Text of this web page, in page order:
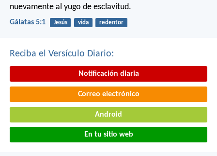
nuevamente al yugo de esclavitud.
Gálatas 5:1 Jesús vida redentor
Reciba el Versículo Diario:
Notificación diaria
Correo electrónico
Android
En tu sitio web